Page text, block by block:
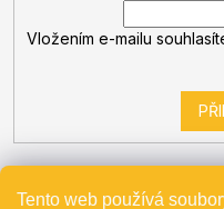
Tento web používá
Vložením e-mailu